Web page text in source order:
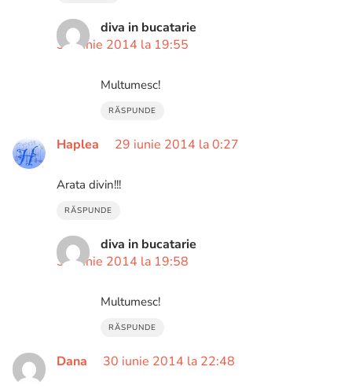
diva in bucatarie
30 iunie 2014 la 19:55
Multumesc!
RĂSPUNDE
Haplea 29 iunie 2014 la 0:27
Arata divin!!!
RĂSPUNDE
diva in bucatarie
30 iunie 2014 la 19:58
Multumesc!
RĂSPUNDE
Dana 30 iunie 2014 la 22:48